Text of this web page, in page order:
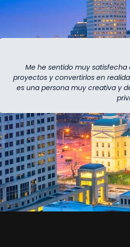
Me he sentido muy satisfecha
proyectos y convertirlos en
es una persona muy creativa y